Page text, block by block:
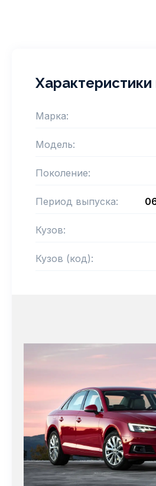
Марка:
Модель:
Поколение:
Период выпуска:
Кузов:
Кузов (код):